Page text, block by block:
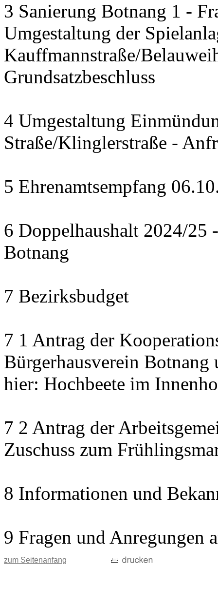
3 Sanierung Botnang 1 -
Umgestaltung der
Kauffmannstraße/
Grundsatzbeschluss
4 Umgestaltung
Straße/Klinglerstraße -
5 Ehrenamtsempfang
6 Doppelhaushalt 2024/25
Botnang
7 Bezirksbudget
7 1 Antrag der
Bürgerhausverein
hier: Hochbeete im
7 2 Antrag der
Zuschuss zum
8 Informationen und
9 Fragen und Anregungen
zum Seitenanfang